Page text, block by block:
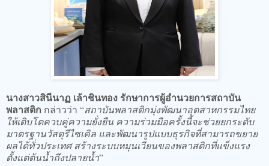
นางสาวสินีนาฏ เล้าชินทอง รักษาการผู้อำนวยการสถาบัน
พลาสติก กล่าวว่า “สถาบันพลาสติกมุ่งพัฒนาอุตสาหกรรมไทย
ให้เติบโตควบคู่ความยั่งยืน ความร่วมมือครั้งนี้จะช่วยยกระดับ
มาตรฐานวัสดุรีไซเคิล และพัฒนารูปแบบธุรกิจที่สามารถขยาย
ผลได้ทั่วประเทศ สร้างระบบหมุนเวียนของพลาสติกที่แข็งแรง
ตั้งแต่ต้นน้ำถึงปลายน้ำ”